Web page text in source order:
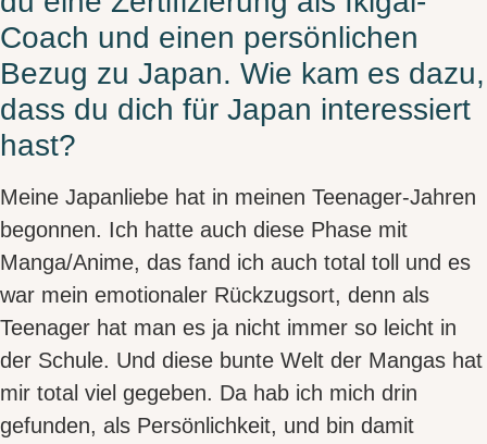
Coach und einen persönlichen
Bezug zu Japan. Wie kam es dazu,
dass du dich für Japan interessiert
hast?
Meine Japanliebe hat in meinen Teenager-Jahren
begonnen. Ich hatte auch diese Phase mit
Manga/Anime, das fand ich auch total toll und es
war mein emotionaler Rückzugsort, denn als
Teenager hat man es ja nicht immer so leicht in
der Schule. Und diese bunte Welt der Mangas hat
mir total viel gegeben. Da hab ich mich drin
gefunden, als Persönlichkeit, und bin damit